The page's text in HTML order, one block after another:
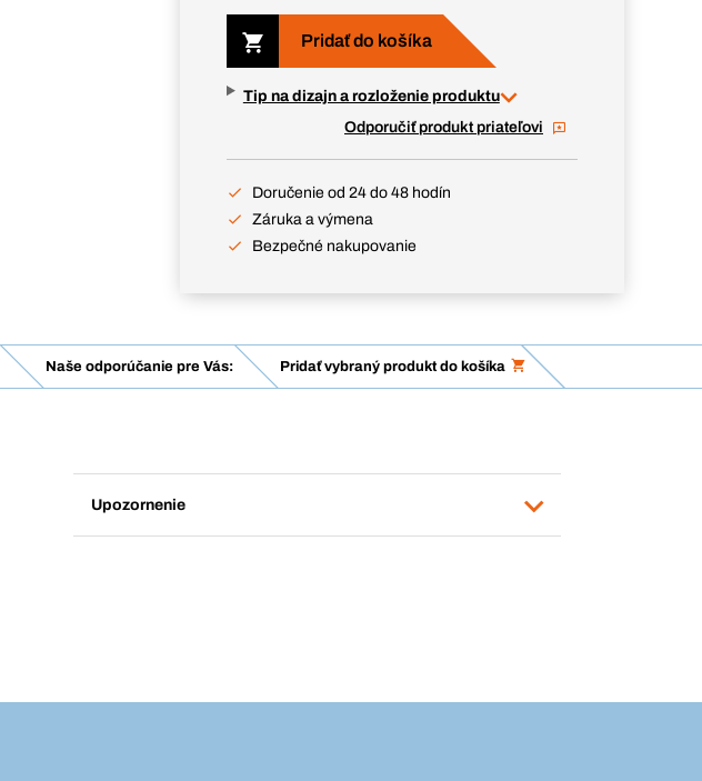
Pridať do košíka
Tip na dizajn a rozloženie produktu
Odporučiť produkt priateľovi
Doručenie od 24 do 48 hodín
Záruka a výmena
Bezpečné nakupovanie
Naše odporúčanie pre Vás: Pridať vybraný produkt do košíka
Upozornenie